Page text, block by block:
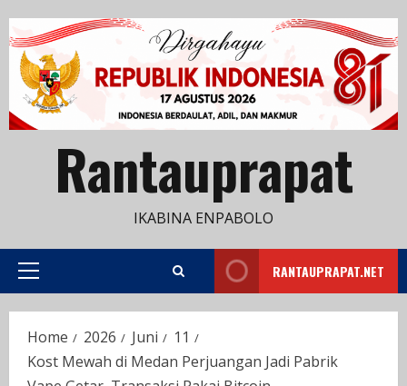
to
content
Rantauprapat
IKABINA ENPABOLO
Primary
RANTAUPRAPAT.NET
Home 2026 Juni
11
Kost Mewah di Medan Perjuangan Jadi Pabrik